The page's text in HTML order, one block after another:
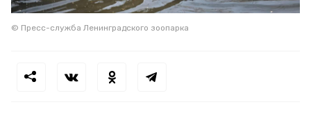
© Пресс-служба Ленинградского зоопарка